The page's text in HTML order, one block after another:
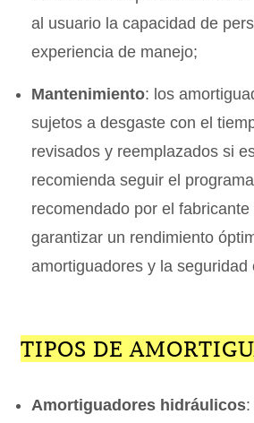
al usuario la capacidad de
experiencia de manejo;
Mantenimiento: los
sujetos a desgaste con el
revisados y reemplazados si
recomienda seguir el
recomendado por el
garantizar un rendimiento
amortiguadores y la seguridad
TIPOS DE
Amortiguadores hidráulicos